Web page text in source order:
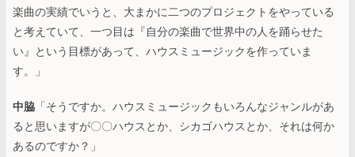
楽曲の実績でいうと、大まかに二つのプロジェクトをやっている
と考えていて、一つ目は『自分の楽曲で世界中の人を踊らせた
い』という目標があって、ハウスミュージックを作っていま
す。」
中脇 「そうですか。ハウスミュージックもいろんなジャンルがあ
ると思いますが〇〇ハウスとか、シカゴハウスとか、それは何か
あるのですか？」